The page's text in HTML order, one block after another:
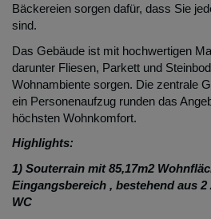
Bäckereien sorgen dafür, dass Sie
sind.
Das Gebäude ist mit hochwertigen
darunter Fliesen, Parkett und
Wohnambiente sorgen. Die zentrale
ein Personenaufzug runden das
höchsten Wohnkomfort.
Highlights:
1) Souterrain mit 85,17m2
Eingangsbereich , bestehend aus
WC